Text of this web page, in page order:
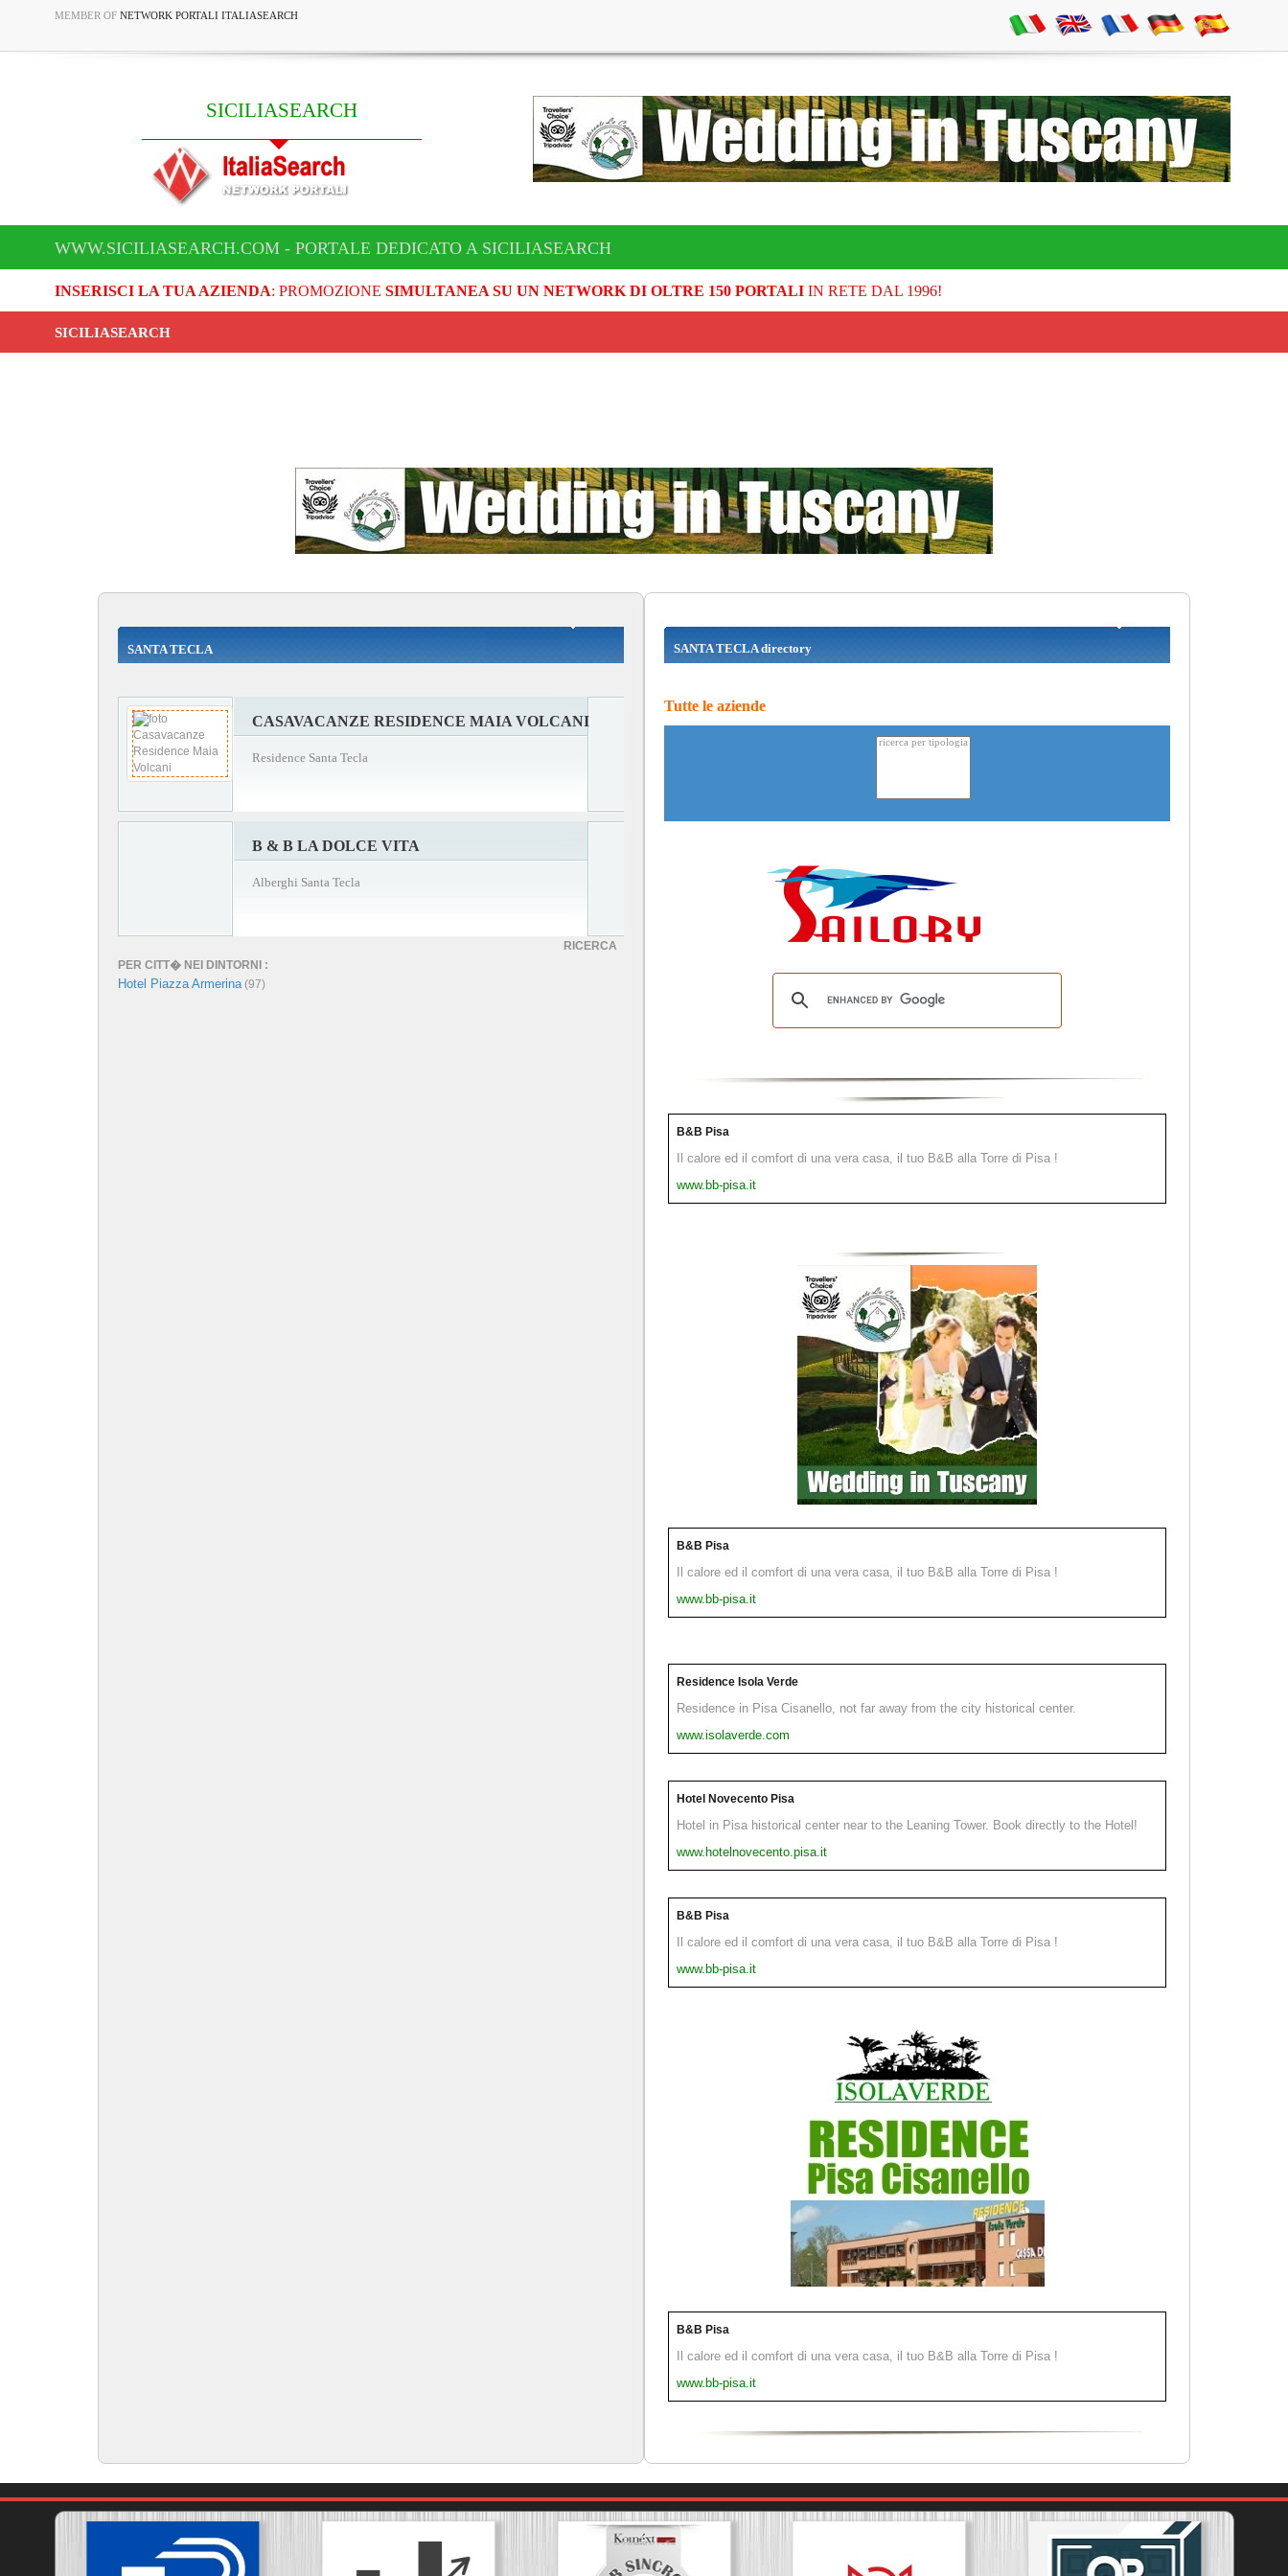
MEMBER OF NETWORK PORTALI ITALIASEARCH
SICILIASEARCH
WWW.SICILIASEARCH.COM - PORTALE DEDICATO A SICILIASEARCH
INSERISCI LA TUA AZIENDA: PROMOZIONE SIMULTANEA SU UN NETWORK DI OLTRE 150 PORTALIIN RETE DAL 1996!
SICILIASEARCH
SANTA TECLA
CASAVACANZE RESIDENCE MAIA VOLCANI
Residence Santa Tecla
B & B LA DOLCE VITA
Alberghi Santa Tecla
RICERCA
PER CITT� NEI DINTORNI :
Hotel Piazza Armerina(97)
SANTA TECLA directory
Tutte le aziende
B&B Pisa
Il calore ed il comfort di una vera casa, il tuo B&B alla Torre di Pisa !
www.bb-pisa.it
B&B Pisa
Il calore ed il comfort di una vera casa, il tuo B&B alla Torre di Pisa !
www.bb-pisa.it
Residence Isola Verde
Residence in Pisa Cisanello, not far away from the city historical center.
www.isolaverde.com
Hotel Novecento Pisa
Hotel in Pisa historical center near to the Leaning Tower. Book directly to the Hotel!
www.hotelnovecento.pisa.it
B&B Pisa
Il calore ed il comfort di una vera casa, il tuo B&B alla Torre di Pisa !
www.bb-pisa.it
B&B Pisa
Il calore ed il comfort di una vera casa, il tuo B&B alla Torre di Pisa !
www.bb-pisa.it